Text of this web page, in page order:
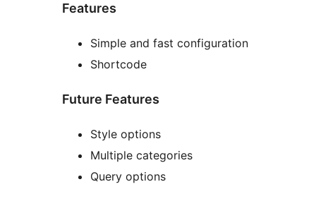
Features
Simple and fast configuration
Shortcode
Future Features
Style options
Multiple categories
Query options